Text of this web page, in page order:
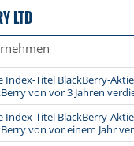
LTD
Index-Titel BlackBerry-
von vor 3 Jahren
Index-Titel BlackBerry-
von vor einem Jahr